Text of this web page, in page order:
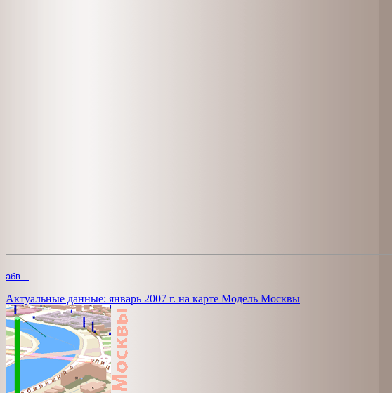
абв...
Актуальные данные: январь 2007 г. на карте Модель Москвы